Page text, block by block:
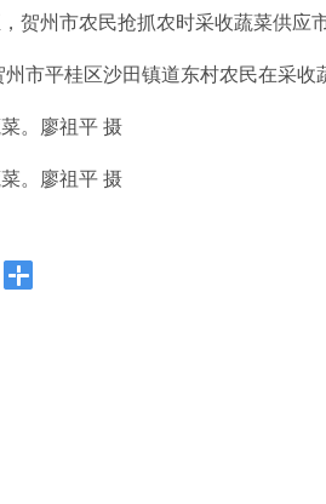
贺州市农民抢抓农时采收蔬菜供应
州市平桂区沙田镇道东村农民在采收
。廖祖平 摄
。廖祖平 摄